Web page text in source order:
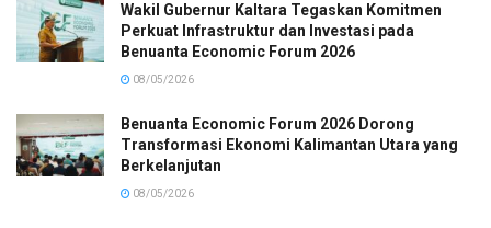
Wakil Gubernur Kaltara Tegaskan Komitmen
Perkuat Infrastruktur dan Investasi pada
Benuanta Economic Forum 2026
08/05/2026
Benuanta Economic Forum 2026 Dorong
Transformasi Ekonomi Kalimantan Utara yang
Berkelanjutan
08/05/2026